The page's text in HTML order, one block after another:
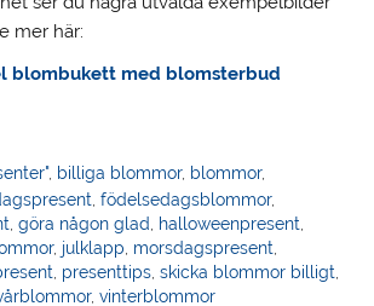
mer här:
blombukett med blomsterbud
, billiga blommor, blommor,
,födelsedagsblommor,
,göra någon glad halloweenpresent
, julklapp morsdagspresent
presenttips ,skicka blommor billigt
,vinterblommor